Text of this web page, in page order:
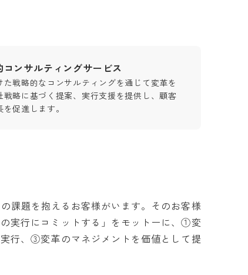
コンサルティングサービス
た戦略的なコンサルティングを通じて変革を
戦略に基づく提案、実行支援を提供し、顧客
促進します。
課題を抱えるお客様がいます。そのお客様
実行にコミットする」をモットーに、①変
行、③変革のマネジメントを価値として提